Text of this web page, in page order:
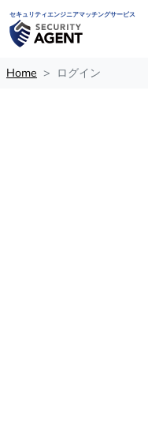
セキュリティエンジニアマッチングサービス
Home ログイン